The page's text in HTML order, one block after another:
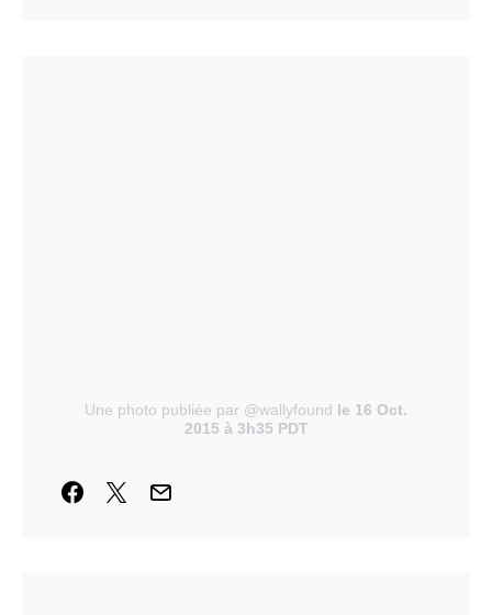
Une photo publiée par @wallyfound le 16 Oct.
2015 à 3h35 PDT